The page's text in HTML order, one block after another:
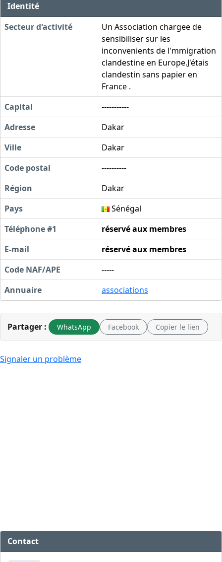
Identité
Secteur d'activité
Un Association chargee de
sensibiliser sur les
inconvenients de l'mmigration
clandestine en Europe.J'étais
clandestin sans papier en
France .
Capital
-----------
Adresse
Dakar
Ville
Dakar
Code postal
----------
Région
Dakar
Pays
Sénégal
Téléphone #1
réservé aux membres
E-mail
réservé aux membres
Code NAF/APE
-----
Annuaire
associations
Partager : WhatsApp Facebook Copier le lien
Signaler un problème
Contact